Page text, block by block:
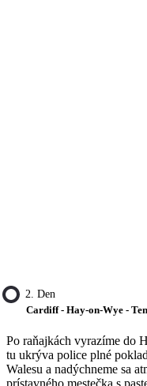
2. Den
Cardiff - Hay-on-Wye -
Po raňajkách vyrazíme do
tu ukrýva police plné
Walesu a nadýchneme sa
prístavného mestečka s